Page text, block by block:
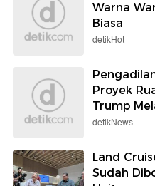
Warna
Biasa
detikHot
Proyek
Trump
detikNews
Land
Sudah